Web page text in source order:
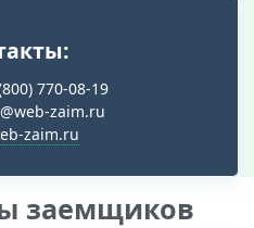
770-08-19
zaim.ru
zaim.ru
заемщиков